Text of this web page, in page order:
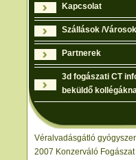
Kapcsolat
Szállások /Városok
Partnerek
3d fogászati CT
beküldő
Véralvadásgátló
2007 Konzerváló